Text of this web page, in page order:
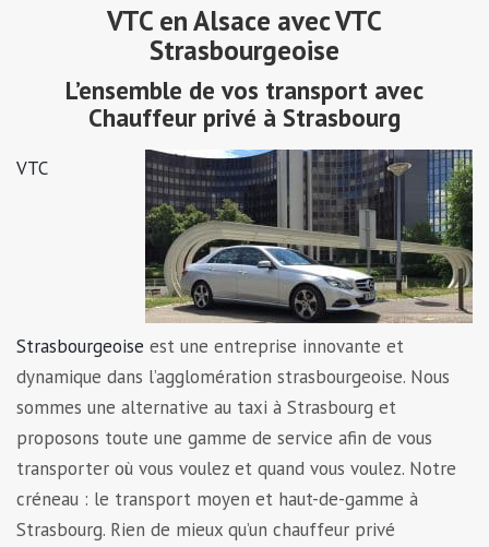
VTC en Alsace avec VTC
Strasbourgeoise
L’ensemble de vos transport avec
Chauffeur privé à Strasbourg
VTC
Strasbourgeoise est une entreprise innovante et
dynamique dans l’agglomération strasbourgeoise. Nous
sommes une alternative au taxi à Strasbourg et
proposons toute une gamme de service afin de vous
transporter où vous voulez et quand vous voulez. Notre
créneau : le transport moyen et haut-de-gamme à
Strasbourg. Rien de mieux qu’un chauffeur privé